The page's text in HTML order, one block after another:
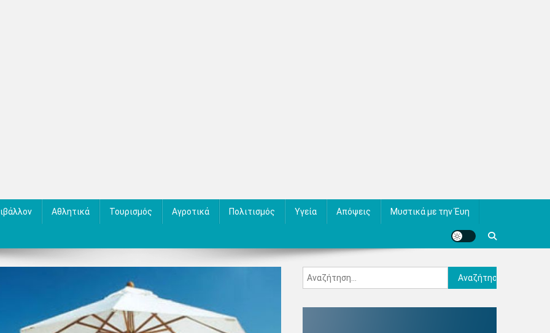
Αθλητικά Τουρισμός Αγροτικά Πολιτισμός Υγεία Απόψεις Μυστικά με την Έυη
Αναζήτηση
για: